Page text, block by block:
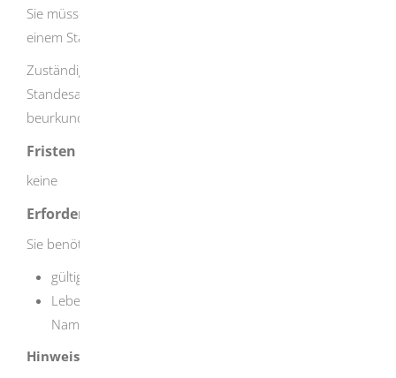
Sie müssen diese Erklärung bei einem Notariat oder bei
einem Standesamt beglaubigen oder beurkunden lassen.
Zuständig für die Entgegennahme der Erklärung ist das
Standesamt, bei dem die Lebenspartnerschaft
beurkundet ist.
Fristen
keine
Erforderliche Unterlagen
Sie benötigen folgende Unterlagen:
gültiger Personalausweis oder Reisepass
Lebenspartnerschaftsurkunde (bei späterer
Namensänderung)
Hinweis: